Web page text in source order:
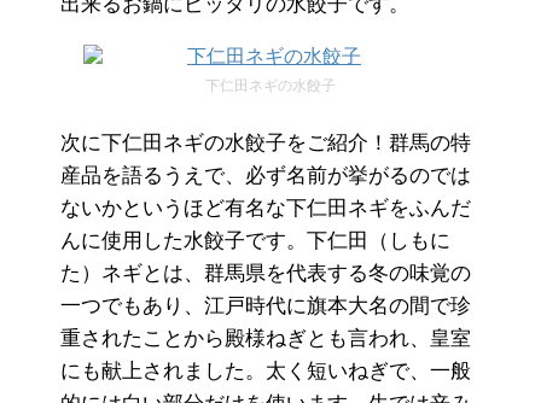
下仁田ネギの水餃子
次に下仁田ネギの水餃子をご紹介！群馬の特
産品を語るうえで、必ず名前が挙がるのでは
ないかというほど有名な下仁田ネギをふんだ
んに使用した水餃子です。下仁田（しもに
た）ネギとは、群馬県を代表する冬の味覚の
一つでもあり、江戸時代に旗本大名の間で珍
重されたことから殿様ねぎとも言われ、皇室
にも献上されました。太く短いねぎで、一般